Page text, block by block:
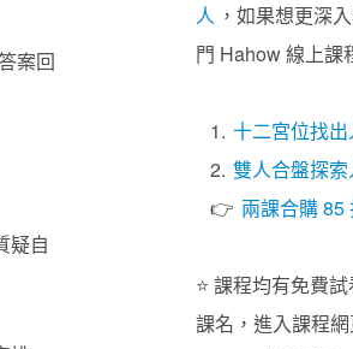
案回
疑自
人 ，如果想更深
門 Hahow 線上課
1. 十二宮位找
2. 雙人合盤探
👉 兩課合購 85
⭐️ 課程均有免費
課名，進入課程網